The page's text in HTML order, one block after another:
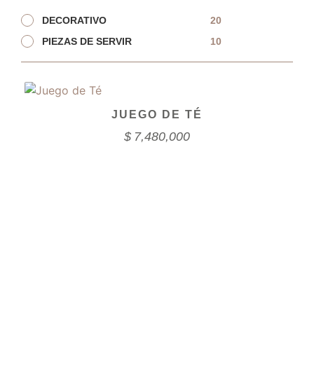
DECORATIVO
20
PIEZAS DE SERVIR
10
JUEGO DE TÉ
$ 7,480,000